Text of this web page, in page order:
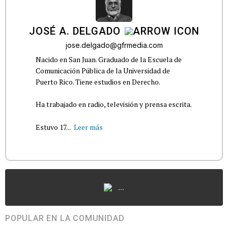
JOSÉ A. DELGADO
jose.delgado@gfrmedia.com
Nacido en San Juan. Graduado de la Escuela de
Comunicación Pública de la Universidad de
Puerto Rico. Tiene estudios en Derecho.
Ha trabajado en radio, televisión y prensa escrita.
Estuvo 17... Leer más
...
POPULAR EN LA COMUNIDAD